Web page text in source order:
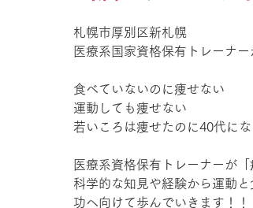
札幌市厚別区新札幌
医療系国家資格保有トレーナ
食べていないのに痩せない
運動しても痩せない
若いころは痩せたのに40代に
医療系資格保有トレーナーが
科学的な知見や経験から運動
功へ向けて歩んでいきます！！